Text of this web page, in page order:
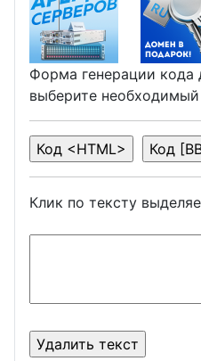
Форма генерации кода
выберите
Клик по тексту